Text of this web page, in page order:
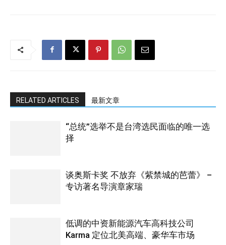
RELATED ARTICLES 最新文章
“总统”选举不是台湾选民面临的唯一选
择
谈奥斯卡奖 不放弃《紫禁城的芭蕾》 –
专访著名导演章家瑞
低调的中资新能源汽车高科技公司
Karma 定位北美高端、豪华车市场